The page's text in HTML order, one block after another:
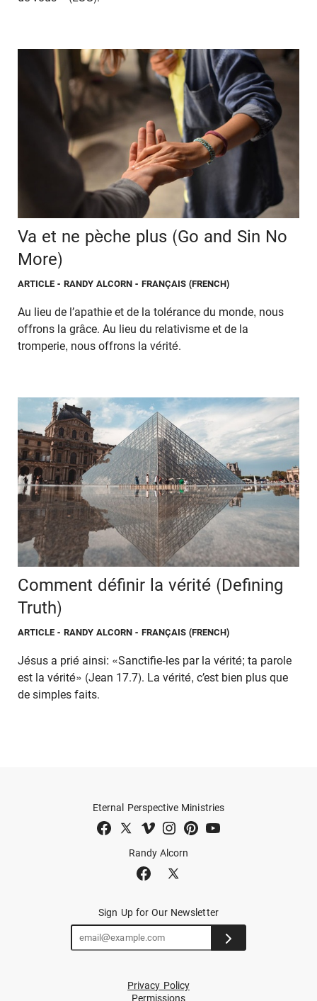
Va et ne pèche plus (Go and Sin No
More)
ARTICLE - RANDY ALCORN - FRANÇAIS (FRENCH)
Au lieu de l’apathie et de la tolérance du monde, nous
offrons la grâce. Au lieu du relativisme et de la
tromperie, nous offrons la vérité.
Comment définir la vérité (Defining
Truth)
ARTICLE - RANDY ALCORN - FRANÇAIS (FRENCH)
Jésus a prié ainsi: «Sanctifie-les par la vérité; ta parole
est la vérité» (Jean 17.7). La vérité, c’est bien plus que
de simples faits.
Randy Alcorn
Eternal Perspective Ministries
Sign Up for Our Newsletter
Privacy Policy
Permissions